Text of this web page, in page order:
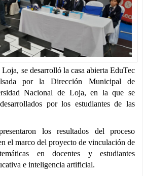
se desarrolló la casa abierta EduTec
por la Dirección Municipal de
Nacional de Loja, en la que se
por los estudiantes de las
los resultados del proceso
el marco del proyecto de vinculación de
en docentes y estudiantes
e inteligencia artificial.